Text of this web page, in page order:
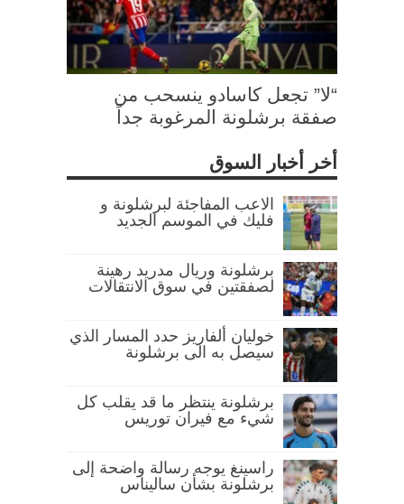
“لا” تجعل كاسادو ينسحب من
صفقة برشلونة المرغوبة جداً
أخر أخبار السوق
الاعب المفاجئة لبرشلونة و
فليك في الموسم الجديد
برشلونة وريال مدريد رهينة
لصفقتين في سوق الانتقالات
خوليان ألفاريز حدد المسار الذي
سيصل به الى برشلونة
برشلونة ينتظر ما قد يقلب كل
شيء مع فيران توريس
راسينغ يوجه رسالة واضحة إلى
برشلونة بشأن ساليناس